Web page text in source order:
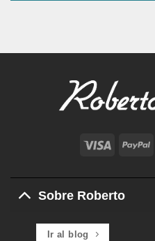
Visa
Sobre Roberto
Ir al blog